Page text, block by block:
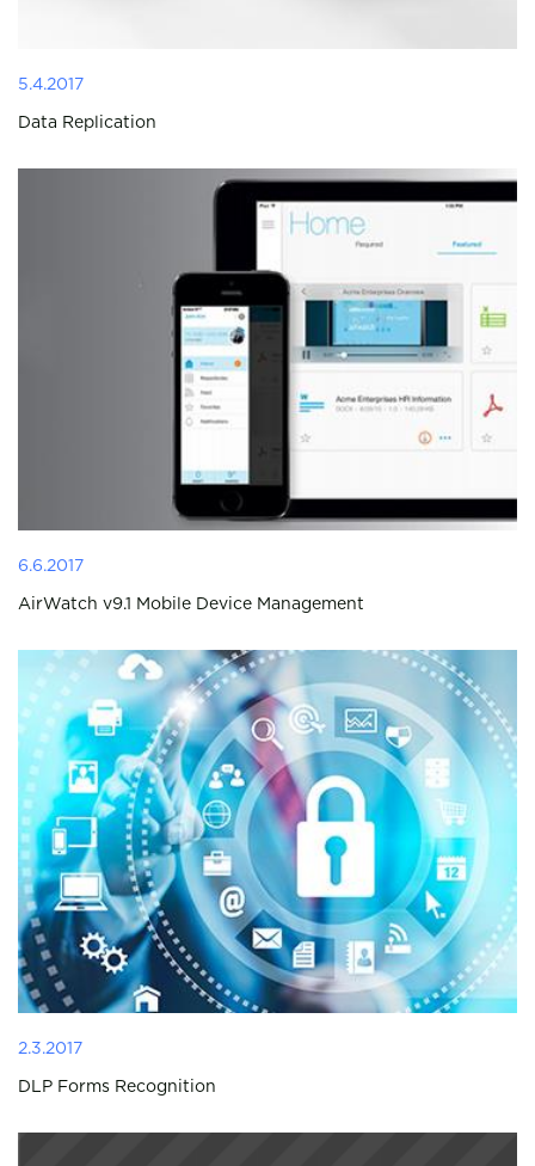
5.4.2017
Data Replication
6.6.2017
AirWatch v9.1 Mobile Device Management
2.3.2017
DLP Forms Recognition